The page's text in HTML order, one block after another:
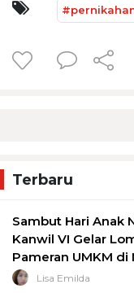
Terbaru
Sambut Hari Anak
Kanwil VI Gelar
Pameran UMKM di
Lisa Emilda